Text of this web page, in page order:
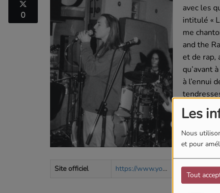
Les
Nous
et pour
Tout
0
Site officiel https://www.youtube.com/@gaunt.and.the.raindrops/featured
avec les
intitulé «
me
and the
et de rap,
qu’avant
à l’ennui
d’un
crachin